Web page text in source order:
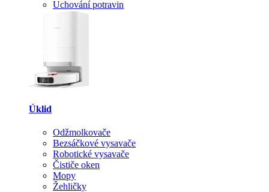
Uchování potravin
Úklid
Odžmolkovače
Bezsáčkové vysavače
Robotické vysavače
Čističe oken
Mopy
Žehličky